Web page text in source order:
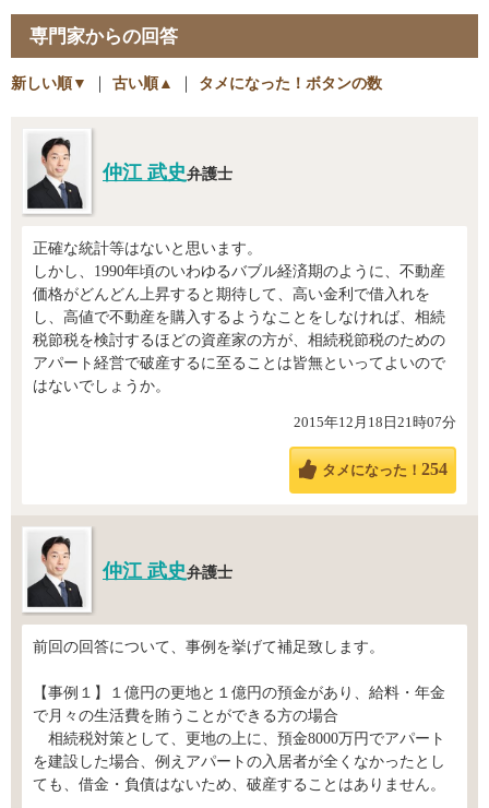
専門家からの回答
新しい順▼ ｜ 古い順▲ ｜ タメになった！ボタンの数
仲江 武史弁護士
正確な統計等はないと思います。
しかし、1990年頃のいわゆるバブル経済期のように、不動産
価格がどんどん上昇すると期待して、高い金利で借入れを
し、高値で不動産を購入するようなことをしなければ、相続
税節税を検討するほどの資産家の方が、相続税節税のための
アパート経営で破産するに至ることは皆無といってよいので
はないでしょうか。
2015年12月18日21時07分
タメになった！ 254
仲江 武史弁護士
前回の回答について、事例を挙げて補足致します。
【事例１】１億円の更地と１億円の預金があり、給料・年金
で月々の生活費を賄うことができる方の場合
相続税対策として、更地の上に、預金8000万円でアパート
を建設した場合、例えアパートの入居者が全くなかったとし
ても、借金・負債はないため、破産することはありません。